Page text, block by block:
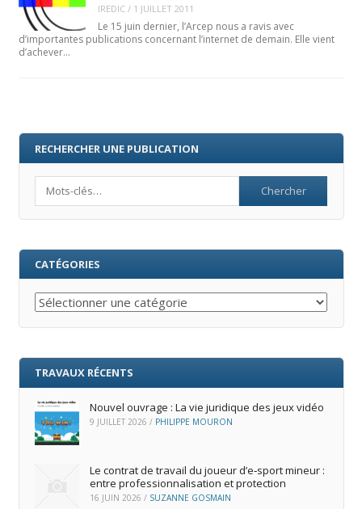
IREDIC/ 1 JUILLET 2011
Le 15 juin dernier, l’Arcep nous a ravis avec
d’importantes publications concernant l’internet de demain. Elle vient
d’achever…
RECHERCHER UNE PUBLICATION
CATÉGORIES
Catégories
TRAVAUX RÉCENTS
Nouvel ouvrage : La vie juridique des jeux vidéo
9 JUILLET 2026 / PHILIPPE MOURON
Le contrat de travail du joueur d’e‑sport mineur :
entre professionnalisation et protection
16 JUIN 2026 / SUZANNE GOSMAIN